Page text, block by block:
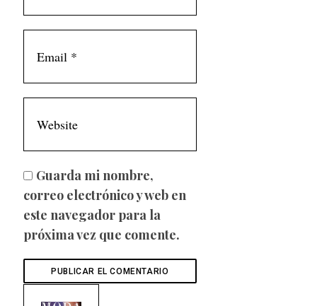
Guarda mi nombre,
correo electrónico y web en
este navegador para la
próxima vez que comente.